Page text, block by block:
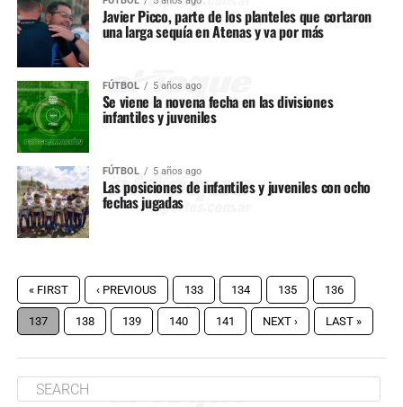
Javier Picco, parte de los planteles que cortaron
una larga sequía en Atenas y va por más
FÚTBOL 5 años ago
Se viene la novena fecha en las divisiones
infantiles y juveniles
FÚTBOL 5 años ago
Las posiciones de infantiles y juveniles con ocho
fechas jugadas
« FIRST ‹ PREVIOUS 133 134 135 136
137 138 139 140 141 NEXT › LAST »